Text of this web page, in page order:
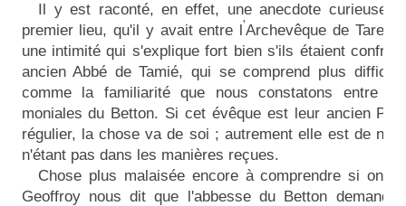
Il y est raconté, en effet, une anecdote curieuse,
premier lieu, qu'il y avait entre l'Archevêque de
une intimité qui s'explique fort bien s'ils étaient
ancien Abbé de Tamié, qui se comprend plus
comme la familiarité que nous constatons entre
moniales du Betton. Si cet évêque est leur ancien
régulier, la chose va de soi ; autrement elle est de
n'étant pas dans les manières reçues.
Chose plus malaisée encore à comprendre si on
Geoffroy nous dit que l'abbesse du Betton